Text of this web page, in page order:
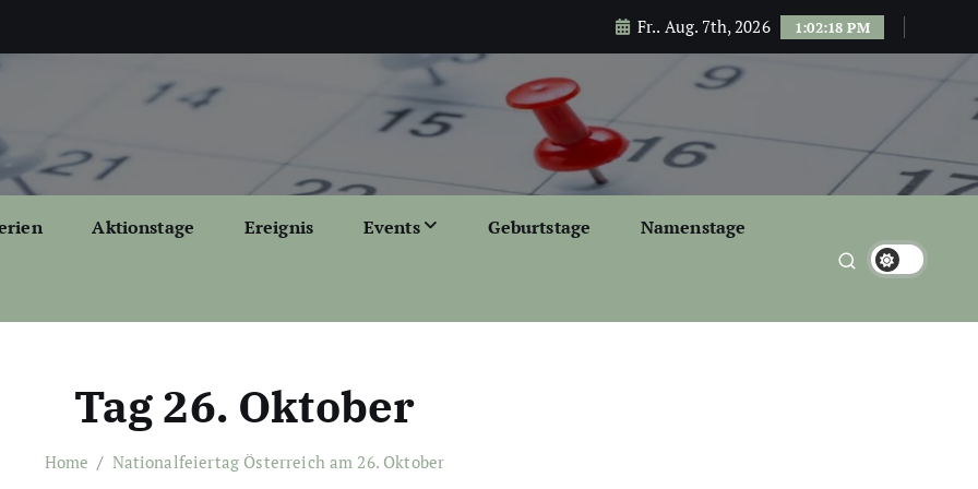
Fr.. Aug. 7th, 2026 1:02:20 PM
Aktionstage Ereignis Events Geburtstage Namenstage
Tag 26. Oktober
Home Nationalfeiertag Österreich am 26. Oktober